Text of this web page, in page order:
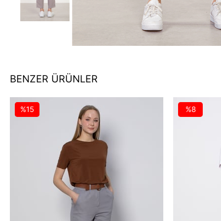
BENZER ÜRÜNLER
%15 %8